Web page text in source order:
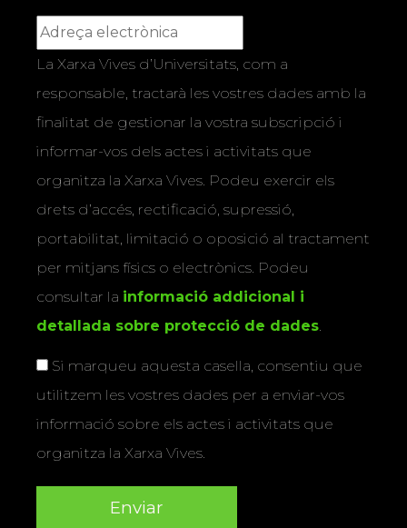
La Xarxa Vives d’Universitats, com a
responsable, tractarà les vostres dades amb la
finalitat de gestionar la vostra subscripció i
informar-vos dels actes i activitats que
organitza la Xarxa Vives. Podeu exercir els
drets d’accés, rectificació, supressió,
portabilitat, limitació o oposició al tractament
per mitjans físics o electrònics. Podeu
consultar la informació addicional i
detallada sobre protecció de dades
Si marqueu aquesta casella, consentiu que
utilitzem les vostres dades per a enviar-vos
informació sobre els actes i activitats que
organitza la Xarxa Vives.